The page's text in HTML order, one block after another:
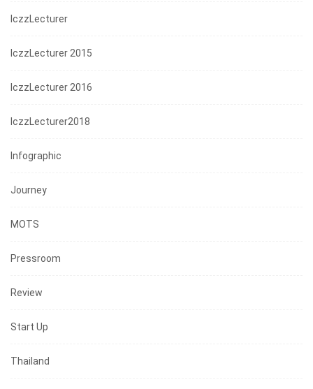
IczzLecturer
IczzLecturer 2015
IczzLecturer 2016
IczzLecturer2018
Infographic
Journey
MOTS
Pressroom
Review
Start Up
Thailand